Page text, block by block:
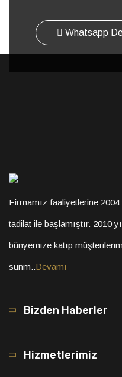
Whatsapp
Firmamız faaliyetlerine
tadilat ile başlamıştır. 2010
bünyemize katıp
sunm..Devamı
Bizden Haberler
Hizmetlerimiz